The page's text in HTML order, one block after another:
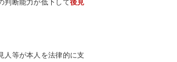
判断能力が低下して後見
人等が本人を法律的に支